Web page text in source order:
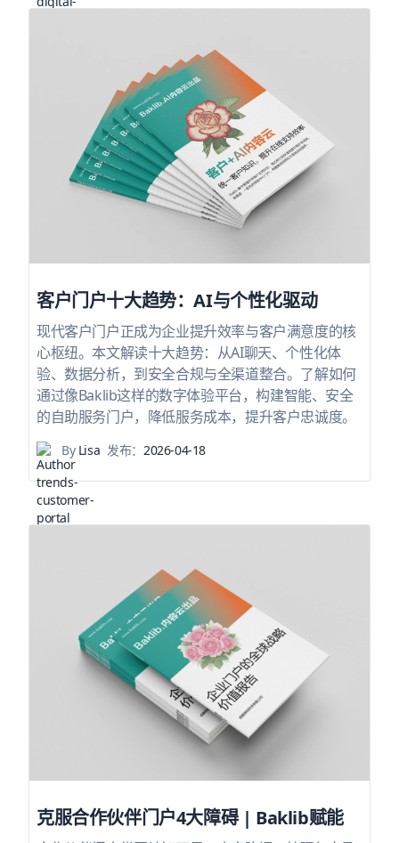
客户门户十大趋势：AI与个性化驱动
现代客户门户正成为企业提升效率与客户满意度的核
心枢纽。本文解读十大趋势：从AI聊天、个性化体
验、数据分析，到安全合规与全渠道整合。了解如何
通过像Baklib这样的数字体验平台，构建智能、安全
的自助服务门户，降低服务成本，提升客户忠诚度。
ByLisa 发布：2026-04-18
克服合作伙伴门户4大障碍 | Baklib赋能